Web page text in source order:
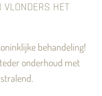
HET
behandeling!
onderhoud met